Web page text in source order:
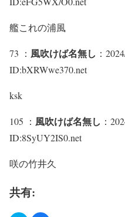
艦これの浦風
73 ： 風吹けば名無し ：
ID:bXRWwe370.net
ksk
105 ： 風吹けば名無し ：
ID:8SyUY2IS0.net
咲の竹井久
共有: